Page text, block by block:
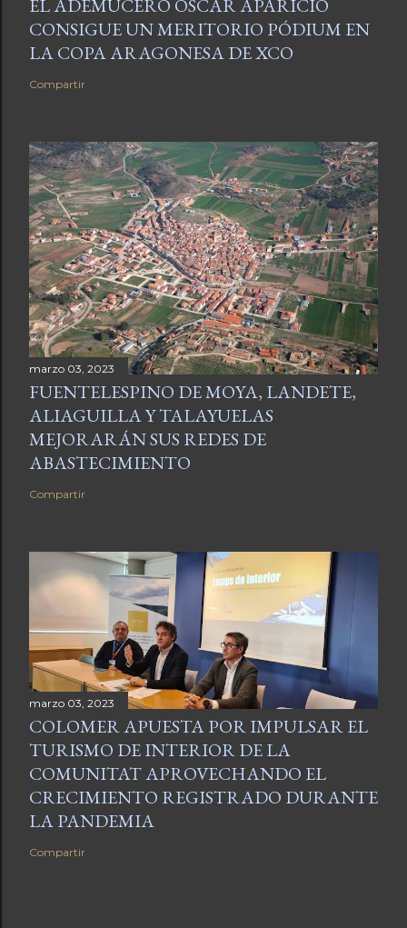
EL ADEMUCERO ÓSCAR APARICIO
CONSIGUE UN MERITORIO PÓDIUM EN
LA COPA ARAGONESA DE XCO
Compartir
marzo 03, 2023
FUENTELESPINO DE MOYA, LANDETE,
ALIAGUILLA Y TALAYUELAS
MEJORARÁN SUS REDES DE
ABASTECIMIENTO
Compartir
marzo 03, 2023
COLOMER APUESTA POR IMPULSAR EL
TURISMO DE INTERIOR DE LA
COMUNITAT APROVECHANDO EL
CRECIMIENTO REGISTRADO DURANTE
LA PANDEMIA
Compartir